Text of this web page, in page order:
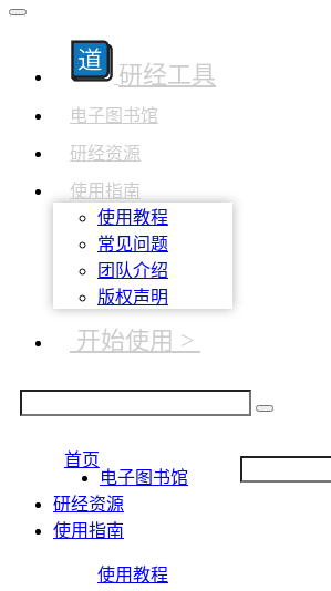
研经工具
电子图书馆
研经资源
使用指南
使用教程
常见问题
团队介绍
版权声明
开始使用 >
首页
电子图书馆
研经资源
使用指南
使用教程